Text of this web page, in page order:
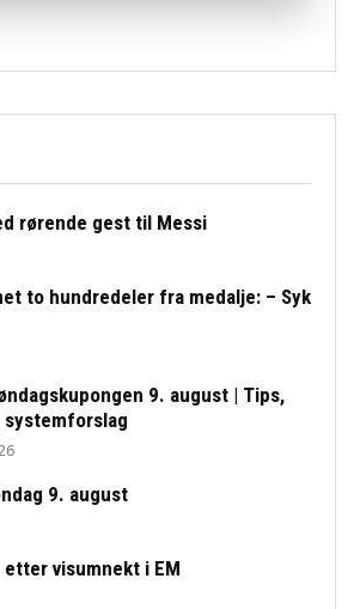
rørende gest til Messi
to hundredeler fra medalje: – Syk
9. august | Tips,
9. august
etter visumnekt i EM